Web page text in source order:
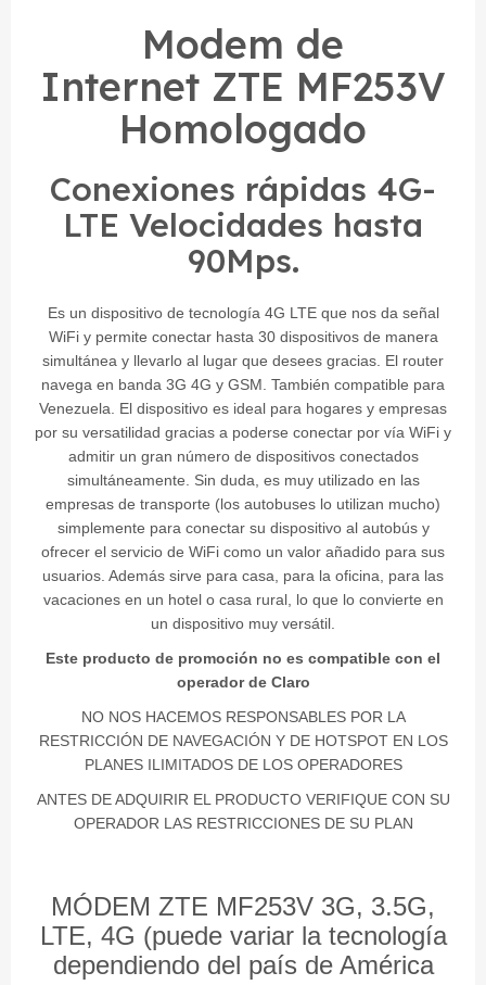
Modem de
Internet ZTE MF253V
Homologado
Conexiones rápidas 4G-
LTE Velocidades hasta
90Mps.
Es un dispositivo de tecnología 4G LTE que nos da señal
WiFi y permite conectar hasta 30 dispositivos de manera
simultánea y llevarlo al lugar que desees gracias. El router
navega en banda 3G 4G y GSM. También compatible para
Venezuela. El dispositivo es ideal para hogares y empresas
por su versatilidad gracias a poderse conectar por vía WiFi y
admitir un gran número de dispositivos conectados
simultáneamente. Sin duda, es muy utilizado en las
empresas de transporte (los autobuses lo utilizan mucho)
simplemente para conectar su dispositivo al autobús y
ofrecer el servicio de WiFi como un valor añadido para sus
usuarios. Además sirve para casa, para la oficina, para las
vacaciones en un hotel o casa rural, lo que lo convierte en
un dispositivo muy versátil.
Este producto de promoción no es compatible con el
operador de Claro
NO NOS HACEMOS RESPONSABLES POR LA
RESTRICCIÓN DE NAVEGACIÓN Y DE HOTSPOT EN LOS
PLANES ILIMITADOS DE LOS OPERADORES
ANTES DE ADQUIRIR EL PRODUCTO VERIFIQUE CON SU
OPERADOR LAS RESTRICCIONES DE SU PLAN
MÓDEM ZTE MF253V 3G, 3.5G,
LTE, 4G (puede variar la tecnología
dependiendo del país de América